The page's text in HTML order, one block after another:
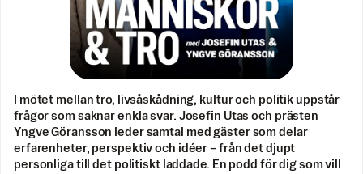
I mötet mellan tro, livsåskådning, kultur och politik uppstår
frågor som saknar enkla svar. Josefin Utas och prästen
Yngve Göransson leder samtal med gäster som delar
erfarenheter, perspektiv och idéer – från det djupt
personliga till det politiskt laddade. En podd för dig som vill